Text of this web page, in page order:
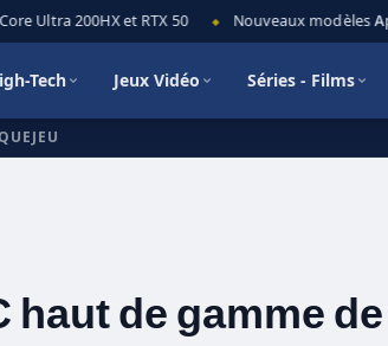
Ultra 200HX et RTX 50 Nouveaux modèles
Tech Jeux Vidéo Séries - Films
haut de gamme